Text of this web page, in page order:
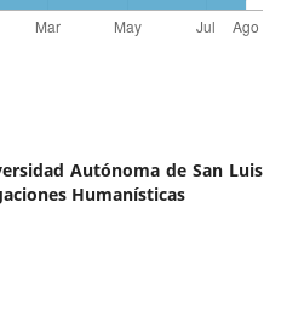
Autónoma de San Luis
Humanísticas